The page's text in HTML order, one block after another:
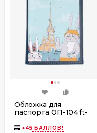
Обложка для
паспорта ОП-104ft-
+45 БАЛЛОВ!